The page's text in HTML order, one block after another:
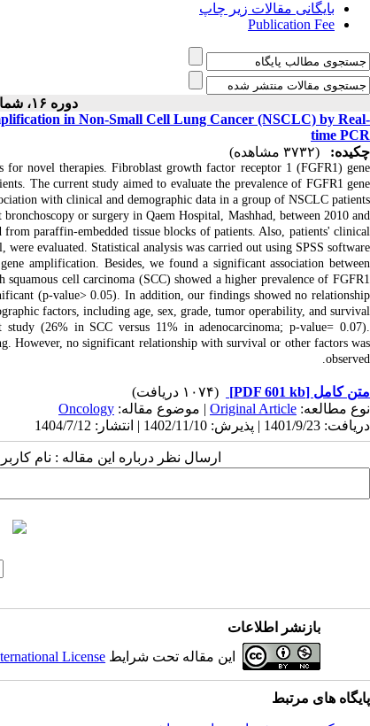
بایگانی مقالات زیر چاپ
Publication Fee
دوره ۱۶، شماره ۱ - ( ۱۱-۱۴۰۳ )
in Non-Small Cell Lung Cancer (NSCLC) by Real-
time PCR
چکیده:
(۳۷۳۲ مشاهده)
for novel therapies. Fibroblast growth factor receptor 1 (FGFR1) gene
The current study aimed to evaluate the prevalence of FGFR1 gene
with clinical and demographic data in a group of NSCLC patients.
or surgery in Qaem Hospital, Mashhad, between 2010 and
paraffin-embedded tissue blocks of patients. Also, patients' clinical
were evaluated. Statistical analysis was carried out using SPSS software.
amplification. Besides, we found a significant association between
cell carcinoma (SCC) showed a higher prevalence of FGFR1
(p-value> 0.05). In addition, our findings showed no relationship
factors, including age, sex, grade, tumor operability, and survival.
(26% in SCC versus 11% in adenocarcinoma; p-value= 0.07).
However, no significant relationship with survival or other factors was
observed.
متن کامل [PDF 601 kb]
(۱۰۷۴ دریافت)
نوع مطالعه: Original Article | موضوع مقاله: Oncology
دریافت: 1401/9/23 | پذیرش: 1402/11/10 | انتشار: 1404/7/12
ارسال نظر درباره این مقاله : نام
بازنشر اطلاعات
این مقاله تحت شرایط License
پایگاه های مرتبط